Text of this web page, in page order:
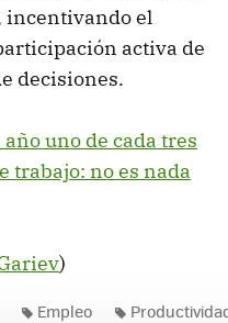
incentivando el
activa de
decisiones.
año uno de cada tres
trabajo: no es nada
)
Empleo